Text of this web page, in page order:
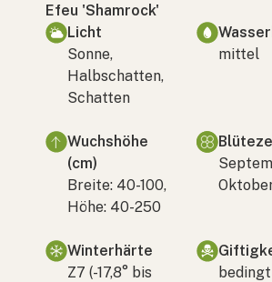
Efeu 'Shamrock'
Licht
Sonne,
Halbschatten,
Schatten
mittel
Wuchshöhe
(cm)
Breite: 40-100,
Höhe: 40-250
Winterhärte
Z7 (-17,8° bis